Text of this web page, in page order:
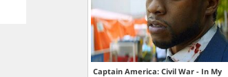
Captain America: Civil War - In My